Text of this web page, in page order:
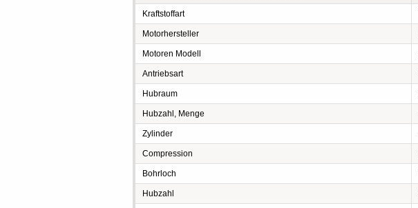
Kraftstoffart
Motorhersteller
Motoren Modell
Antriebsart
Hubraum
Hubzahl, Menge
Zylinder
Compression
Bohrloch
Hubzahl